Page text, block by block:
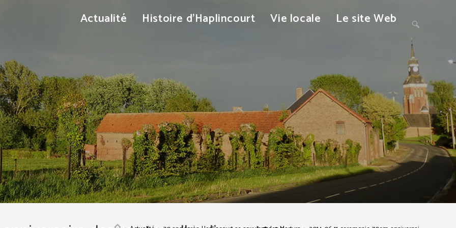
Actualité Histoire d’Haplincourt Vie locale Le site Web Toggle
website
search